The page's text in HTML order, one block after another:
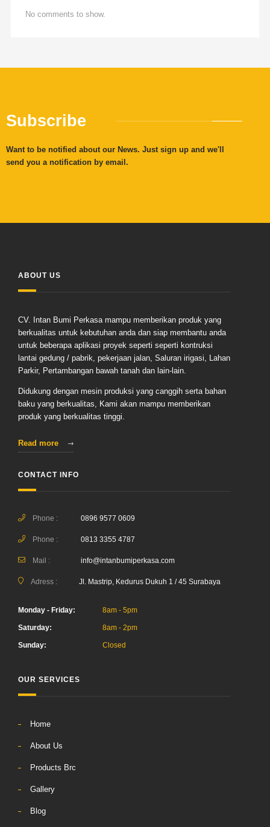
No comments to show.
Subscribe
Want to be notified about our News. Just sign up and we'll
send you a notification by email.
ABOUT US
CV. Intan Bumi Perkasa mampu memberikan produk yang
berkualitas untuk kebutuhan anda dan siap membantu anda
untuk beberapa aplikasi proyek seperti seperti kontruksi
lantai gedung / pabrik, pekerjaan jalan, Saluran irigasi, Lahan
Parkir, Pertambangan bawah tanah dan lain-lain.
Didukung dengan mesin produksi yang canggih serta bahan
baku yang berkualitas, Kami akan mampu memberikan
produk yang berkualitas tinggi.
Read more
CONTACT INFO
Phone : 0896 9577 0609
Phone : 0813 3355 4787
Mail : info@intanbumiperkasa.com
Adress : Jl. Mastrip, Kedurus Dukuh 1 / 45 Surabaya
Monday - Friday: 8am - 5pm
Saturday: 8am - 2pm
Sunday: Closed
OUR SERVICES
Home
About Us
Products Brc
Gallery
Blog